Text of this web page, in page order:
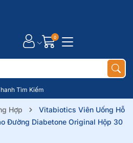
Tìm Kiếm
0
Hợp
Vitabiotics Viên Uống Hỗ
Đường Diabetone Original Hộp 30